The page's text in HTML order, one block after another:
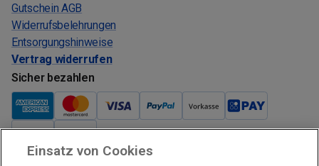
Gutschein AGB
Widerrufsbelehrungen
Entsorgungshinweise
Vertrag widerrufen
Sicher bezahlen
Verkauf und Versand
Einsatz von Cookies